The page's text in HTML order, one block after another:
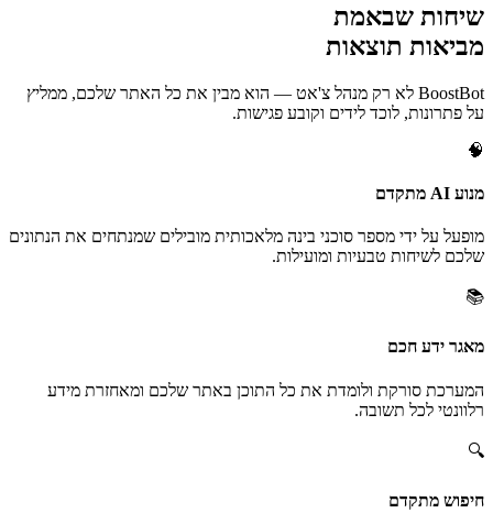
שיחות שבאמת
מביאות תוצאות
BoostBot לא רק מנהל צ'אט — הוא מבין את כל האתר שלכם, ממליץ
על פתרונות, לוכד לידים וקובע פגישות.
🧠
מנוע AI מתקדם
מופעל על ידי מספר סוכני בינה מלאכותית מובילים שמנתחים את הנתונים
שלכם לשיחות טבעיות ומועילות.
📚
מאגר ידע חכם
המערכת סורקת ולומדת את כל התוכן באתר שלכם ומאחזרת מידע
רלוונטי לכל תשובה.
🔍
חיפוש מתקדם